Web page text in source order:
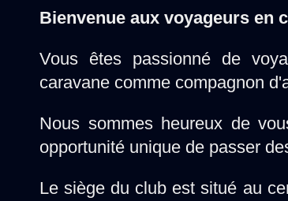
Bienvenue aux voyageurs en
Vous êtes passionné de
caravane comme compagnon
Nous sommes heureux de
opportunité unique de passer
Le siège du club est situé au